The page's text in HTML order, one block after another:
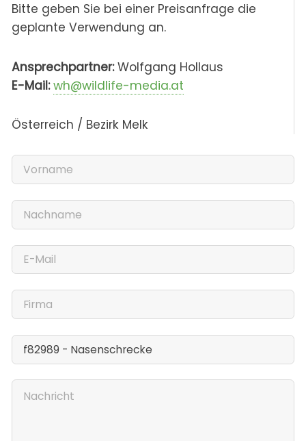
Bitte geben Sie bei einer Preisanfrage die
geplante Verwendung an.
Ansprechpartner:Wolfgang Hollaus
E-Mail: wh@wildlife-media.at
Österreich / Bezirk Melk